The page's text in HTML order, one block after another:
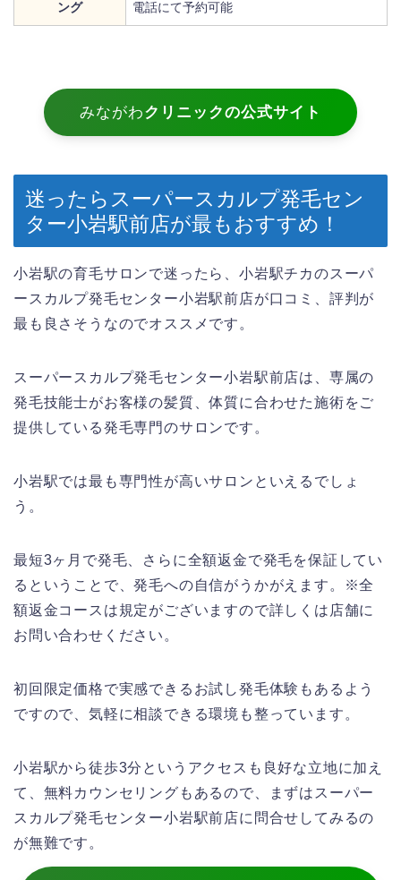
ング 電話にて予約可能
みながわクリニックの公式サイト
迷ったらスーパースカルプ発毛セン
ター小岩駅前店が最もおすすめ！
小岩駅の育毛サロンで迷ったら、小岩駅チカのスーパ
ースカルプ発毛センター小岩駅前店が口コミ、評判が
最も良さそうなのでオススメです。
スーパースカルプ発毛センター小岩駅前店は、専属の
発毛技能士がお客様の髪質、体質に合わせた施術をご
提供している発毛専門のサロンです。
小岩駅では最も専門性が高いサロンといえるでしょ
う。
最短3ヶ月で発毛、さらに全額返金で発毛を保証してい
るということで、発毛への自信がうかがえます。※全
額返金コースは規定がございますので詳しくは店舗に
お問い合わせください。
初回限定価格で実感できるお試し発毛体験もあるよう
ですので、気軽に相談できる環境も整っています。
小岩駅から徒歩3分というアクセスも良好な立地に加え
て、無料カウンセリングもあるので、まずはスーパー
スカルプ発毛センター小岩駅前店に問合せしてみるの
が無難です。